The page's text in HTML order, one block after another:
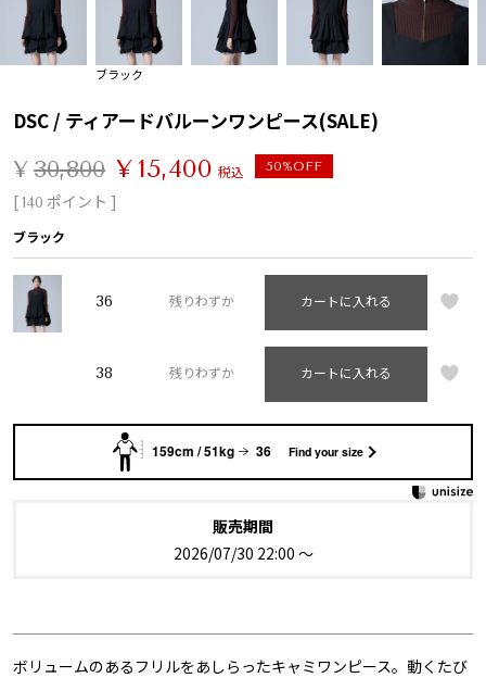
ブラック
DSC / ティアードバルーンワンピース(SALE)
¥ 30,800 ¥15,400 税込 50%OFF
[140 ポイント ]
ブラック
36 残りわずか カートに入れる
38 残りわずか カートに入れる
159cm / 51kg 36 Find your size
販売期間
2026/07/30 22:00 〜
ボリュームのあるフリルをあしらったキャミワンピース。動くたび